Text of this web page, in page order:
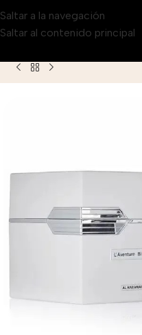
Saltar a la navegación
Saltar al contenido principal